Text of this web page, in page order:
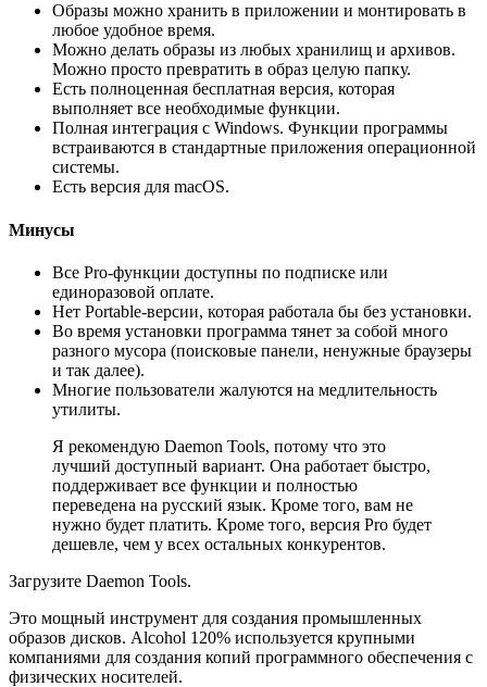
Образы можно хранить в приложении и монтировать в
любое удобное время.
Можно делать образы из любых хранилищ и архивов.
Можно просто превратить в образ целую папку.
Есть полноценная бесплатная версия, которая
выполняет все необходимые функции.
Полная интеграция с Windows. Функции программы
встраиваются в стандартные приложения операционной
системы.
Есть версия для macOS.
Минусы
Все Pro-функции доступны по подписке или
единоразовой оплате.
Нет Portable-версии, которая работала бы без установки.
Во время установки программа тянет за собой много
разного мусора (поисковые панели, ненужные браузеры
и так далее).
Многие пользователи жалуются на медлительность
утилиты.
Я рекомендую Daemon Tools, потому что это
лучший доступный вариант. Она работает быстро,
поддерживает все функции и полностью
переведена на русский язык. Кроме того, вам не
нужно будет платить. Кроме того, версия Pro будет
дешевле, чем у всех остальных конкурентов.
Загрузите Daemon Tools.
Это мощный инструмент для создания промышленных
образов дисков. Alcohol 120% используется крупными
компаниями для создания копий программного обеспечения с
физических носителей.